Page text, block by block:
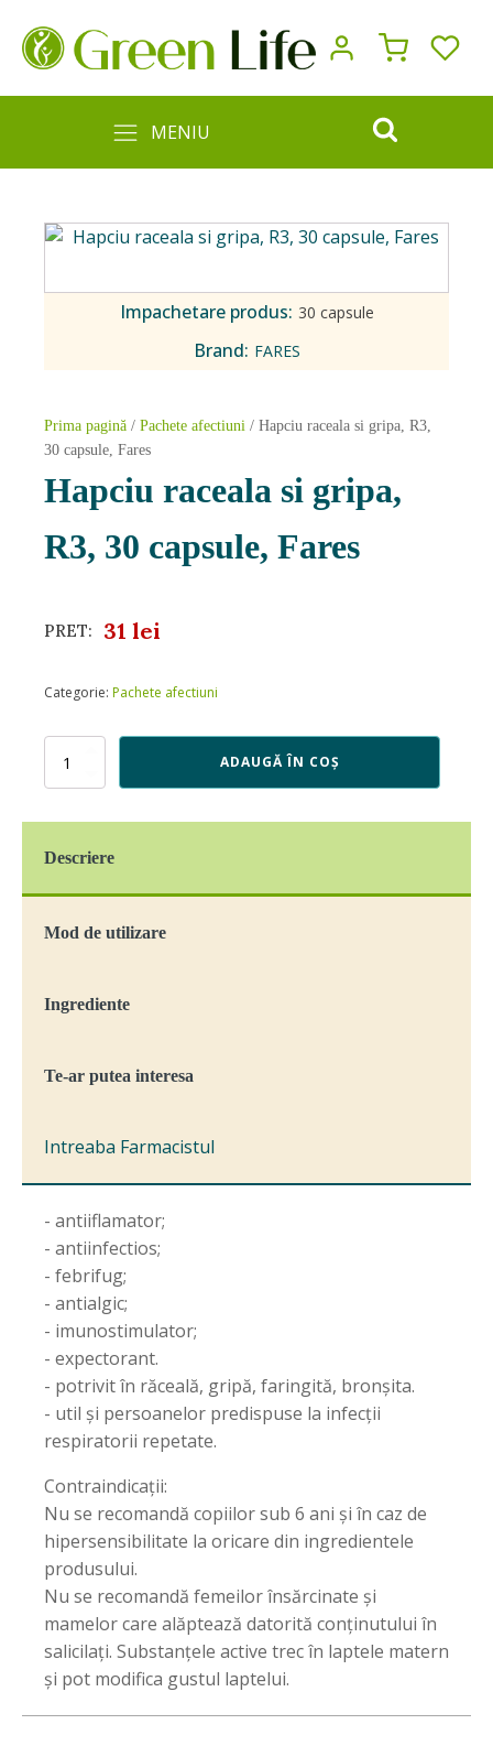
MENIU
Impachetare produs: 30 capsule
Brand: FARES
Prima pagină / Pachete afectiuni / Hapciu raceala si gripa, R3,
30 capsule, Fares
Hapciu raceala si gripa,
R3, 30 capsule, Fares
PRET: 31 lei
Categorie: Pachete afectiuni
Cantitate
si
R3,
capsule,
Fares
ADAUGĂ ÎN COȘ
Descriere
Mod de utilizare
Ingrediente
Te-ar putea interesa
Intreaba Farmacistul
- antiiflamator;
- antiinfectios;
- febrifug;
- antialgic;
- imunostimulator;
- expectorant.
- potrivit în răceală, gripă, faringită, bronșita.
- util și persoanelor predispuse la infecții
respiratorii repetate.
Contraindicații:
Nu se recomandă copiilor sub 6 ani și în caz de
hipersensibilitate la oricare din ingredientele
produsului.
Nu se recomandă femeilor însărcinate și
mamelor care alăptează datorită conținutului în
salicilați. Substanțele active trec în laptele matern
și pot modifica gustul laptelui.